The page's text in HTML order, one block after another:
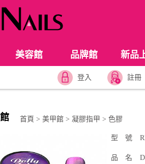
美容館 品牌館 新品
登入 註冊
首頁 >美甲館 > 凝膠指甲 >色膠
型 號
品 名